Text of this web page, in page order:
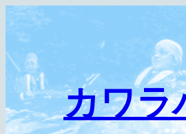
内
ス
キ
プ
カワラ